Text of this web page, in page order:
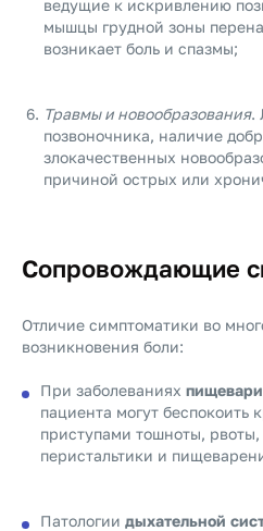
ведущие к искривлению
мышцы грудной зоны
возникает боль и спазмы;
Травмы и новообразования.
позвоночника, наличие
злокачественных
причиной острых или
Сопровождающие
Отличие симптоматики во
возникновения боли:
При заболеваниях
пациента могут беспокоить
приступами тошноты,
перистальтики и
Патологии дыхательной